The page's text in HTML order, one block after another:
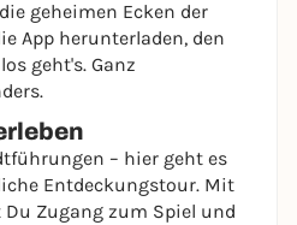
geheimen Ecken der
App herunterladen, den
geht's. Ganz
– hier geht es
Entdeckungstour. Mit
Zugang zum Spiel und